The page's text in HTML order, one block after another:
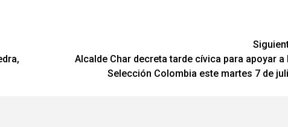
Alcalde Char decreta tarde cívica para apoyar a
Selección Colombia este martes 7 de